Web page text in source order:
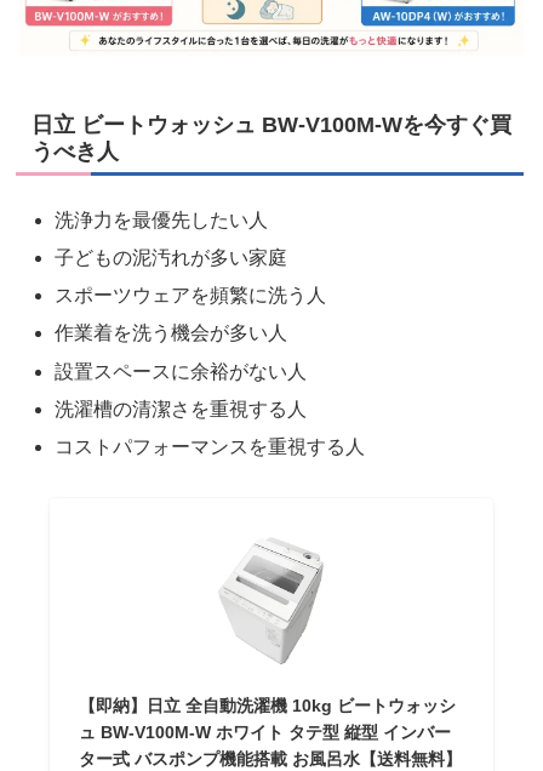
日立 ビートウォッシュ BW-V100M-Wを今すぐ買
うべき人
洗浄力を最優先したい人
子どもの泥汚れが多い家庭
スポーツウェアを頻繁に洗う人
作業着を洗う機会が多い人
設置スペースに余裕がない人
洗濯槽の清潔さを重視する人
コストパフォーマンスを重視する人
【即納】日立 全自動洗濯機 10kg ビートウォッシ
ュ BW-V100M-W ホワイト タテ型 縦型 インバー
ター式 バスポンプ機能搭載 お風呂水【送料無料】